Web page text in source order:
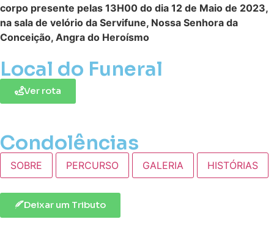
corpo presente pelas 13H00 do dia 12 de Maio de 2023,
na sala de velório da Servifune, Nossa Senhora da
Conceição, Angra do Heroísmo
Local do Funeral
Ver rota
Condolências
SOBRE PERCURSO GALERIA HISTÓRIAS
Deixar um Tributo